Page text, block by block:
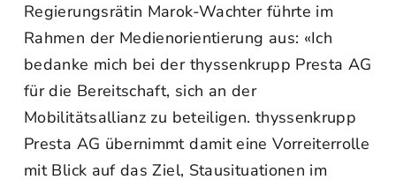
Regierungsrätin Marok-Wachter führte im
Rahmen der Medienorientierung aus: «Ich
bedanke mich bei der thyssenkrupp Presta AG
für die Bereitschaft, sich an der
Mobilitätsallianz zu beteiligen. thyssenkrupp
Presta AG übernimmt damit eine Vorreiterrolle
mit Blick auf das Ziel, Stausituationen im